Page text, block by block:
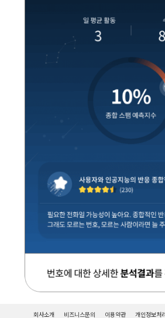
회사소개 비즈니스문의 이용약관 개인정보처